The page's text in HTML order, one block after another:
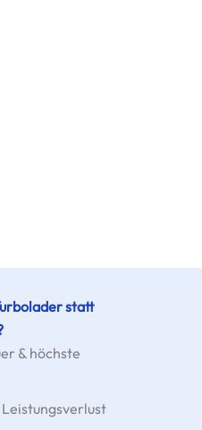
statt
& höchste